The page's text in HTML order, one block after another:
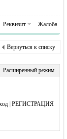
Реквизит Жалоба
Вернуться к списку
Расширенный режим
|РЕГИСТРАЦИЯ